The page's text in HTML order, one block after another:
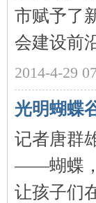
市赋予了
会建设前
2014-4-29
光明蝴蝶
记者唐群
——蝴蝶，
让孩子们